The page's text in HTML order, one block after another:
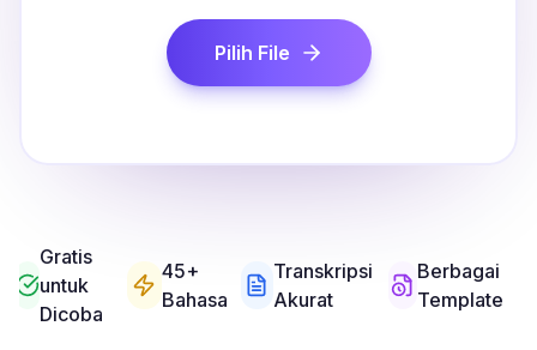
Pilih File
Gratis
untuk
Dicoba
45+
Bahasa
Transkripsi
Akurat
Berbagai
Template